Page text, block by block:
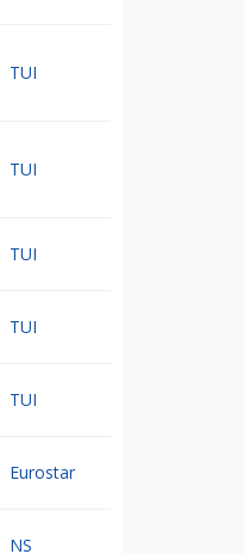
TUI
TUI
TUI
TUI
TUI
Eurostar
NS